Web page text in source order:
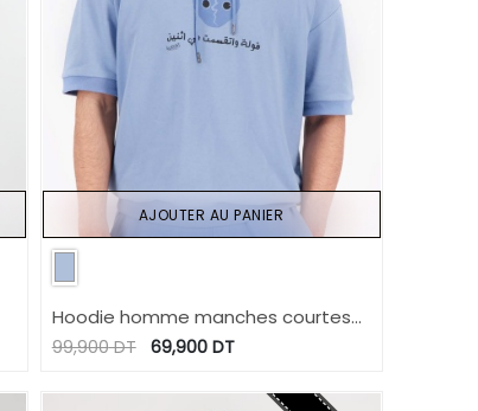
Hoodie homme manches courtes
فولة و تقسمت في اثنين
99,900DT 69,900DT
AJOUTER AU PANIER